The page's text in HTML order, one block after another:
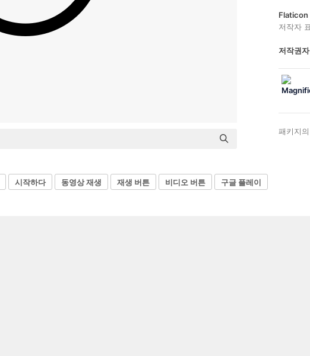
Flaticon
저작자
저작권
패키지
시작하다 동영상 재생 재생 버튼 비디오 버튼 구글 플레이